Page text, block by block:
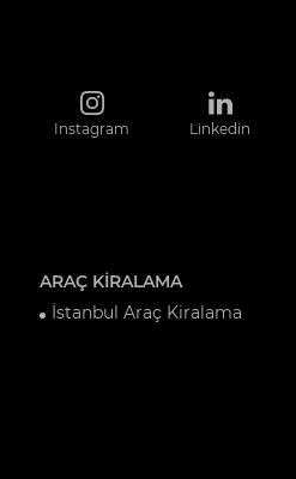
Instagram Linkedin
ARAÇ KİRALAMA
İstanbul Araç Kiralama